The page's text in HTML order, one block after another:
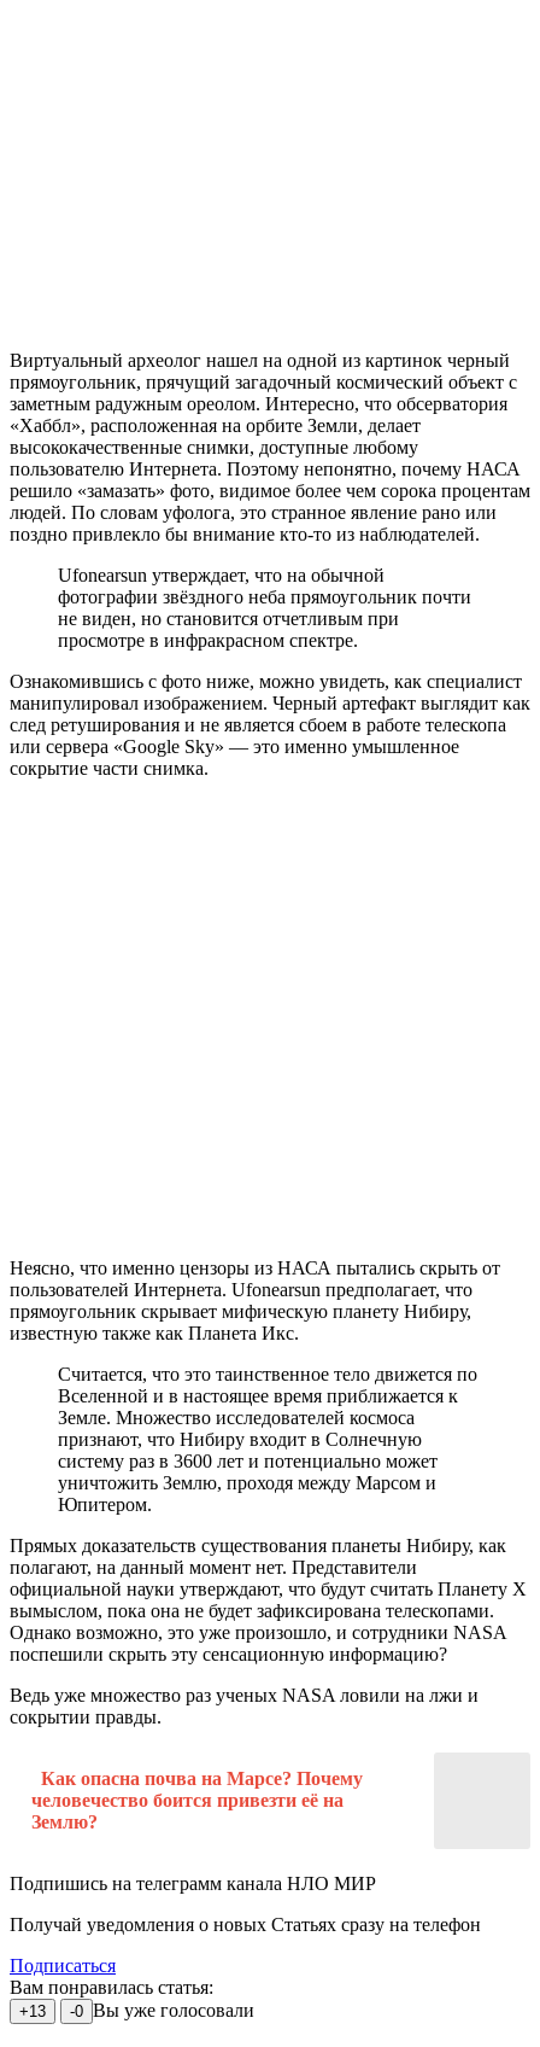
Виртуальный археолог нашел на одной из картинок черный
прямоугольник, прячущий загадочный космический объект с
заметным радужным ореолом. Интересно, что обсерватория
«Хаббл», расположенная на орбите Земли, делает
высококачественные снимки, доступные любому
пользователю Интернета. Поэтому непонятно, почему НАСА
решило «замазать» фото, видимое более чем сорока процентам
людей. По словам уфолога, это странное явление рано или
поздно привлекло бы внимание кто-то из наблюдателей.
Ufonearsun утверждает, что на обычной
фотографии звёздного неба прямоугольник почти
не виден, но становится отчетливым при
просмотре в инфракрасном спектре.
Ознакомившись с фото ниже, можно увидеть, как специалист
манипулировал изображением. Черный артефакт выглядит как
след ретуширования и не является сбоем в работе телескопа
или сервера «Google Sky» — это именно умышленное
сокрытие части снимка.
Неясно, что именно цензоры из НАСА пытались скрыть от
пользователей Интернета. Ufonearsun предполагает, что
прямоугольник скрывает мифическую планету Нибиру,
известную также как Планета Икс.
Считается, что это таинственное тело движется по
Вселенной и в настоящее время приближается к
Земле. Множество исследователей космоса
признают, что Нибиру входит в Солнечную
систему раз в 3600 лет и потенциально может
уничтожить Землю, проходя между Марсом и
Юпитером.
Прямых доказательств существования планеты Нибиру, как
полагают, на данный момент нет. Представители
официальной науки утверждают, что будут считать Планету X
вымыслом, пока она не будет зафиксирована телескопами.
Однако возможно, это уже произошло, и сотрудники NASA
поспешили скрыть эту сенсационную информацию?
Ведь уже множество раз ученых NASA ловили на лжи и
сокрытии правды.
Как опасна почва на Марсе? Почему
человечество боится привезти её на
Землю?
Подпишись на телеграмм канала НЛО МИР
Получай уведомления о новых Статьях сразу на телефон
Подписаться
Вам понравилась статья:
+13 -0 Вы уже голосовали